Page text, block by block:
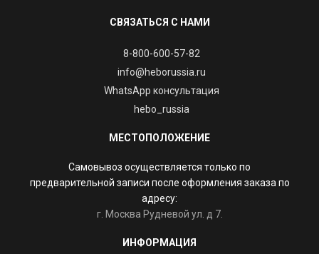
СВЯЗАТЬСЯ С НАМИ
8-800-600-57-82
info@heborussia.ru
WhatsApp консультация
hebo_russia
МЕСТОПОЛОЖЕНИЕ
Самовывоз осуществляется только по
предварительной записи после оформления заказа по
адресу:
г. Москва Рудневой ул. д 7.
ИНФОРМАЦИЯ